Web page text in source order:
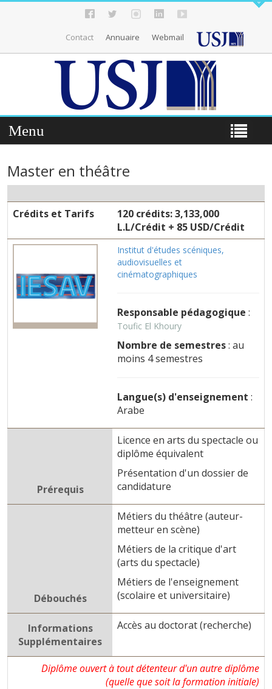
Contact Annuaire Webmail
Menu
Master en théâtre
Crédits et Tarifs
120 crédits: 3,133,000
L.L/Crédit + 85 USD/Crédit
Institut d'études scéniques,
audiovisuelles et
cinématographiques
Responsable pédagogique :
Toufic El Khoury
Nombre de semestres: au
moins 4 semestres
Langue(s) d'enseignement :
Arabe
Prérequis
Licence en arts du spectacle ou
diplôme équivalent
Présentation d'un dossier de
candidature
Débouchés
Métiers du théâtre (auteur-
metteur en scène)
Métiers de la critique d'art
(arts du spectacle)
Métiers de l'enseignement
(scolaire et universitaire)
Informations
Supplémentaires
Accès au doctorat (recherche)
Diplôme ouvert à tout détenteur d'un autre diplôme
(quelle que soit la formation initiale)